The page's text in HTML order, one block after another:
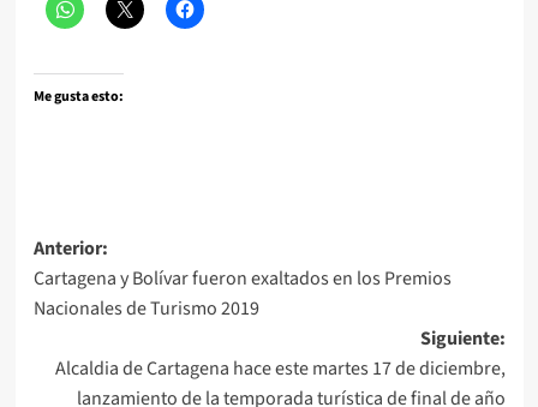
Me gusta esto:
Navegación
de
entradas
Anterior:
Cartagena y Bolívar fueron exaltados en los Premios
Nacionales de Turismo 2019
Siguiente:
Alcaldia de Cartagena hace este martes 17 de diciembre,
lanzamiento de la temporada turística de final de año